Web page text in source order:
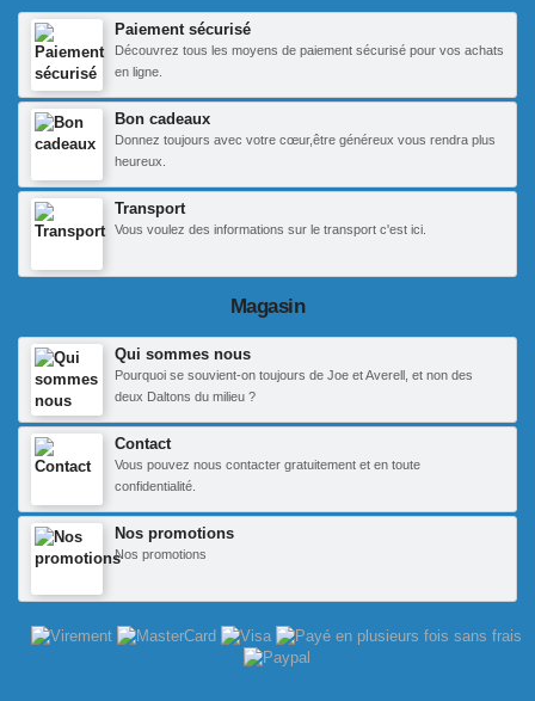
Paiement sécurisé
Découvrez tous les moyens de paiement sécurisé pour vos achats
en ligne.
Bon cadeaux
Donnez toujours avec votre cœur,être généreux vous rendra plus
heureux.
Transport
Vous voulez des informations sur le transport c'est ici.
Magasin
Qui sommes nous
Pourquoi se souvient-on toujours de Joe et Averell, et non des
deux Daltons du milieu ?
Contact
Vous pouvez nous contacter gratuitement et en toute
confidentialité.
Nos promotions
Nos promotions